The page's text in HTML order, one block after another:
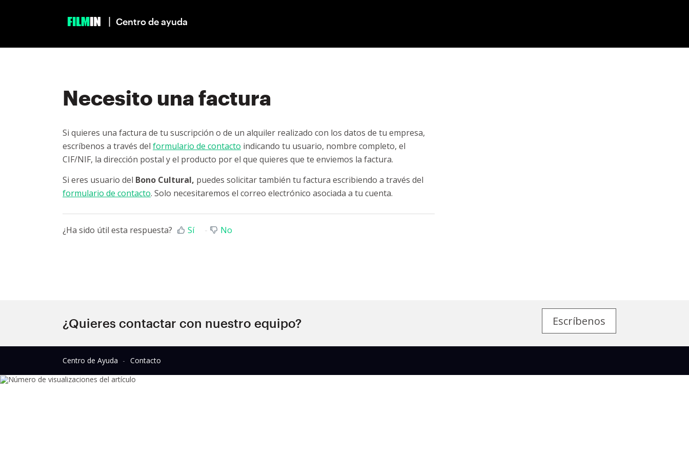
| Centro de ayuda
Necesito una factura
Si quieres una factura de tu suscripción o de un alquiler realizado con los datos de tu empresa,
escríbenos a través del formulario de contacto indicando tu usuario, nombre completo, el
CIF/NIF, la dirección postal y el producto por el que quieres que te enviemos la factura.
Si eres usuario del Bono Cultural, puedes solicitar también tu factura escribiendo a través del
formulario de contacto. Solo necesitaremos el correo electrónico asociada a tu cuenta.
¿Ha sido útil esta respuesta? Sí No
¿Quieres contactar con nuestro equipo? Escríbenos
Centro de Ayuda Contacto